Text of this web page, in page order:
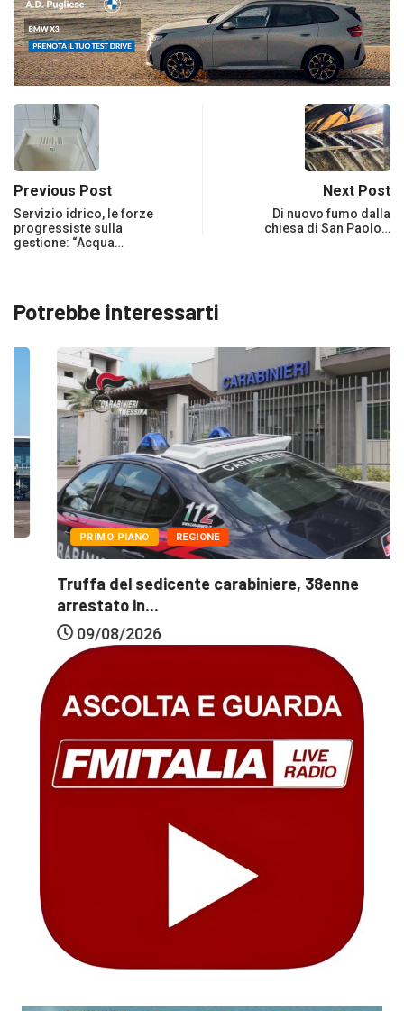
Previous Post
Servizio idrico, le forze
progressiste sulla
gestione: “Acqua…
Next Post
Di nuovo fumo dalla
chiesa di San Paolo…
Potrebbe interessarti
PRIMO PIANO REGIONE
Truffa del sedicente carabiniere, 38enne
arrestato in...
09/08/2026